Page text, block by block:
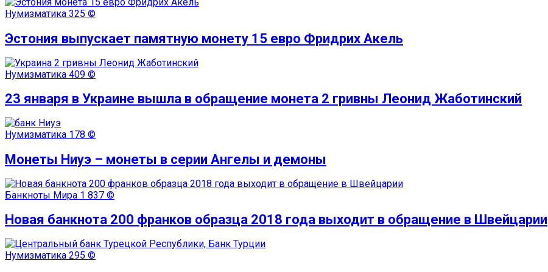
Нумизматика 325 ©
Эстония выпускает памятную монету 15 евро Фридрих Акель
Нумизматика 409 ©
23 января в Украине вышла в обращение монета 2 гривны Леонид Жаботинский
Нумизматика 178 ©
Монеты Ниуэ – монеты в серии Ангелы и демоны
Банкноты Мира 1 837 ©
Новая банкнота 200 франков образца 2018 года выходит в обращение в Швейцарии
Нумизматика 295 ©